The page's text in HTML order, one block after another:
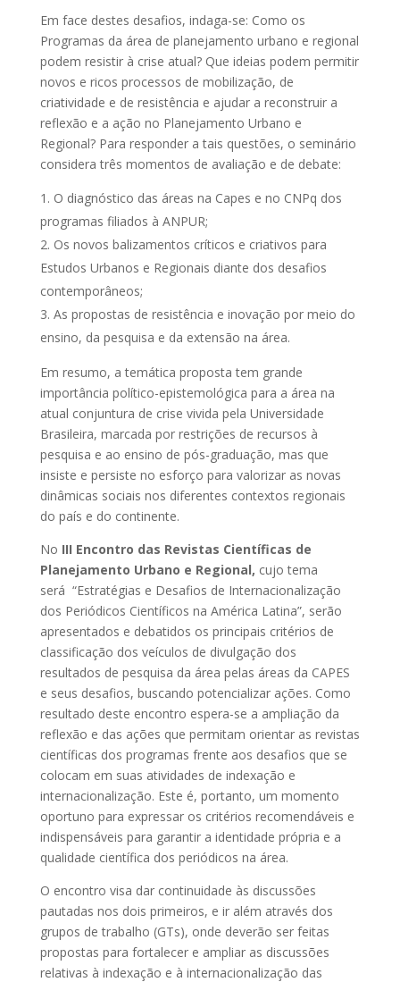
Em face destes desafios, indaga-se: Como os
Programas da área de planejamento urbano e regional
podem resistir à crise atual? Que ideias podem permitir
novos e ricos processos de mobilização, de
criatividade e de resistência e ajudar a reconstruir a
reflexão e a ação no Planejamento Urbano e
Regional? Para responder a tais questões, o seminário
considera três momentos de avaliação e de debate:
O diagnóstico das áreas na Capes e no CNPq dos
programas filiados à ANPUR;
Os novos balizamentos críticos e criativos para
Estudos Urbanos e Regionais diante dos desafios
contemporâneos;
As propostas de resistência e inovação por meio do
ensino, da pesquisa e da extensão na área.
Em resumo, a temática proposta tem grande
importância político-epistemológica para a área na
atual conjuntura de crise vivida pela Universidade
Brasileira, marcada por restrições de recursos à
pesquisa e ao ensino de pós-graduação, mas que
insiste e persiste no esforço para valorizar as novas
dinâmicas sociais nos diferentes contextos regionais
do país e do continente.
No III Encontro das Revistas Científicas de
Planejamento Urbano e Regional, cujo tema
será “Estratégias e Desafios de Internacionalização
dos Periódicos Científicos na América Latina”, serão
apresentados e debatidos os principais critérios de
classificação dos veículos de divulgação dos
resultados de pesquisa da área pelas áreas da CAPES
e seus desafios, buscando potencializar ações. Como
resultado deste encontro espera-se a ampliação da
reflexão e das ações que permitam orientar as revistas
científicas dos programas frente aos desafios que se
colocam em suas atividades de indexação e
internacionalização. Este é, portanto, um momento
oportuno para expressar os critérios recomendáveis e
indispensáveis para garantir a identidade própria e a
qualidade científica dos periódicos na área.
O encontro visa dar continuidade às discussões
pautadas nos dois primeiros, e ir além através dos
grupos de trabalho (GTs), onde deverão ser feitas
propostas para fortalecer e ampliar as discussões
relativas à indexação e à internacionalização das